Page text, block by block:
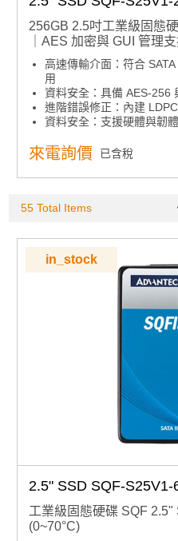
256GB 2.5吋工業級固態
｜AES 加密與 GUI 管理
高速傳輸介面：符合
用
資料安全：具備 AES-256
進階錯誤修正：內建
資料安全：支援硬體與韌
智慧化管理：支援 GUI 與
產品諮詢服務：
規格諮詢
來電詢價 已含稅
55 Total Items
in_stock
2.5" SSD SQF-S25V1-
工業級固態硬碟 SQF
(0~70°C)